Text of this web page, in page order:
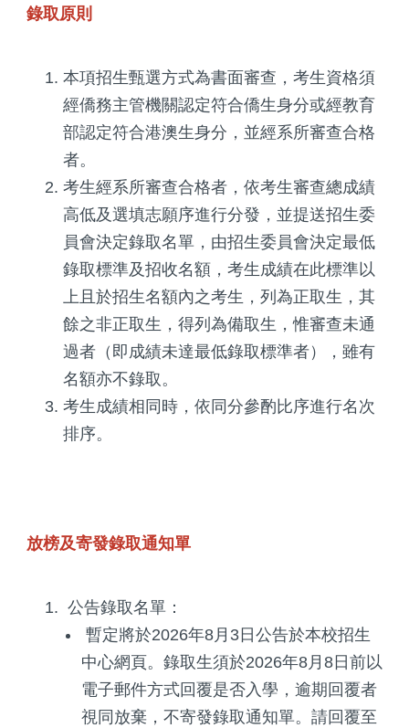
錄取原則
本項招生甄選方式為書面審查，考生資格須
經僑務主管機關認定符合僑生身分或經教育
部認定符合港澳生身分，並經系所審查合格
者。
考生經系所審查合格者，依考生審查總成績
高低及選填志願序進行分發，並提送招生委
員會決定錄取名單，由招生委員會決定最低
錄取標準及招收名額，考生成績在此標準以
上且於招生名額內之考生，列為正取生，其
餘之非正取生，得列為備取生，惟審查未通
過者（即成績未達最低錄取標準者），雖有
名額亦不錄取。
考生成績相同時，依同分參酌比序進行名次
排序。
放榜及寄發錄取通知單
公告錄取名單：
暫定將於2026年8月3日公告於本校招生
中心網頁。錄取生須於2026年8月8日前以
電子郵件方式回覆是否入學，逾期回覆者
視同放棄，不寄發錄取通知單。請回覆至